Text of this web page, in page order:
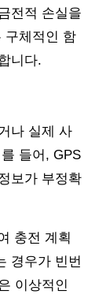
전적 손실을
구체적인 함
니다.
나 실제 사
들어, GPS
보가 부정확
충전 계획
경우가 빈번
이상적인